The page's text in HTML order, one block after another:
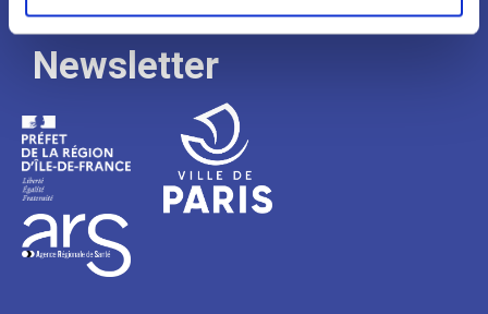
Newsletter